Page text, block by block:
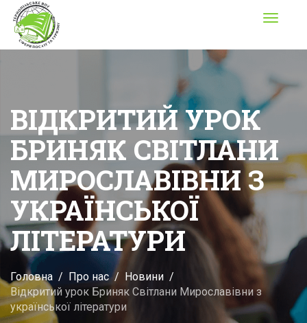
Toggle
ВІДКРИТИЙ УРОК
БРИНЯК СВІТЛАНИ
МИРОСЛАВІВНИ З
УКРАЇНСЬКОЇ
ЛІТЕРАТУРИ
Головна Про нас
Новини
Відкритий урок Бриняк Світлани Мирославівни з
української літератури